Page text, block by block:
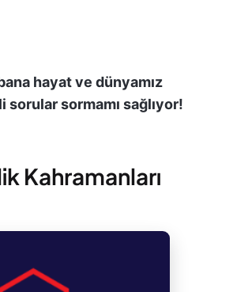
hayat ve dünyamız
sorular sormamı sağlıyor!
Kahramanları